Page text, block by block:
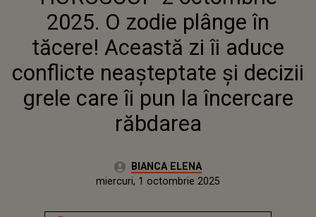
NEAȘTEPTATE ȘI DECIZII GRELE
CARE ÎI PUN LA ÎNCERCARE
RĂBDAREA
2025. O zodie plânge în
tăcere! Această zi îi aduce
conflicte neașteptate și decizii
grele care îi pun la încercare
răbdarea
Autor:BIANCA ELENA
miercuri, 1 octombrie 2025
Actualizat:
miercuri, 1 octombrie 2025